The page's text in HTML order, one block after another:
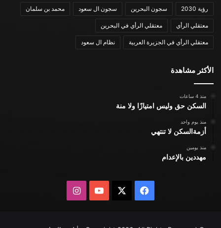
رؤية 2030 سجون البحرين سجون ال سعود محمد بن سلمان
معتقلي الرأي معتقلي الرأي في البحرين
معتقلي الرأي في الجزيرة العربية نظام ال سعود
الأكثر مشاهدة
منذ 4 ساعات
السكن حق وليس امتيازًا ولا منة
منذ يوم واحد
أزمةالسكن لا تنتهي
منذ يومين
مهددين بالإعدام
فيسبوك يوتيوبانستقرام